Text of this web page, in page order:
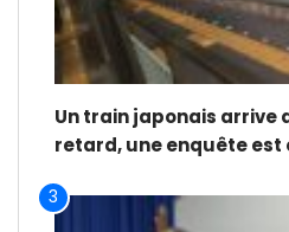
Un train japonais arrive
retard, une enquête est
3